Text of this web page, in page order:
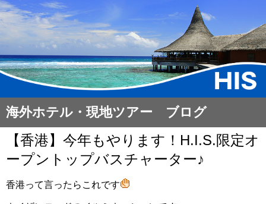
海外ホテル・現地ツアー ブログ
【香港】今年もやります！H.I.S.限定オ
ープントップバスチャーター♪
香港って言ったらこれです